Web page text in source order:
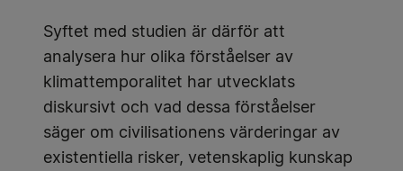
Syftet med studien är därför att
analysera hur olika förståelser av
klimattemporalitet har utvecklats
diskursivt och vad dessa förståelser
säger om civilisationens värderingar av
existentiella risker, vetenskaplig kunskap